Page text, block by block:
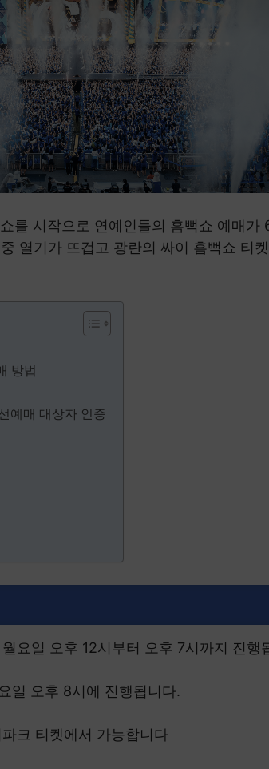
를 시작으로 연예인들의 흠뻑쇼 예매가
열기가 뜨겁고 광란의 싸이 흠뻑쇼 티
방법
예매 대상자 인증
요일 오후 12시부터 오후 7시까지 진행
오후 8시에 진행됩니다.
크 티켓에서 가능합니다